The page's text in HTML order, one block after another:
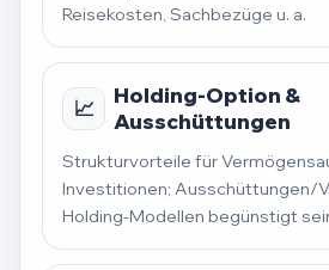
Reisekosten, Sachbezüge u. a.
📈
Holding-Option &
Ausschüttungen
Strukturvorteile für
Investitionen; Ausschüttungen/
Holding-Modellen begünstigt